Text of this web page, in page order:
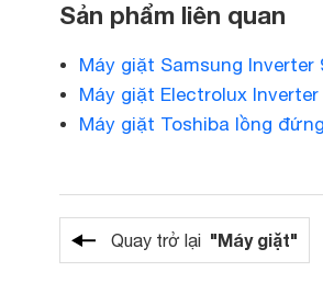
Sản phẩm liên quan
Máy giặt Samsung Inverter
Máy giặt Electrolux Inverter
Máy giặt Toshiba lồng đứng
Quay trở lại "Máy giặt"